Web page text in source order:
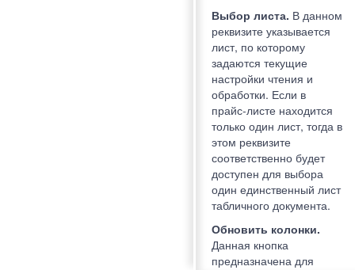
Выбор листа. В данном
реквизите указывается
лист, по которому
задаются текущие
настройки чтения и
обработки. Если в
прайс-листе находится
только один лист, тогда в
этом реквизите
соответственно будет
доступен для выбора
один единственный лист
табличного документа.
Обновить колонки.
Данная кнопка
предназначена для